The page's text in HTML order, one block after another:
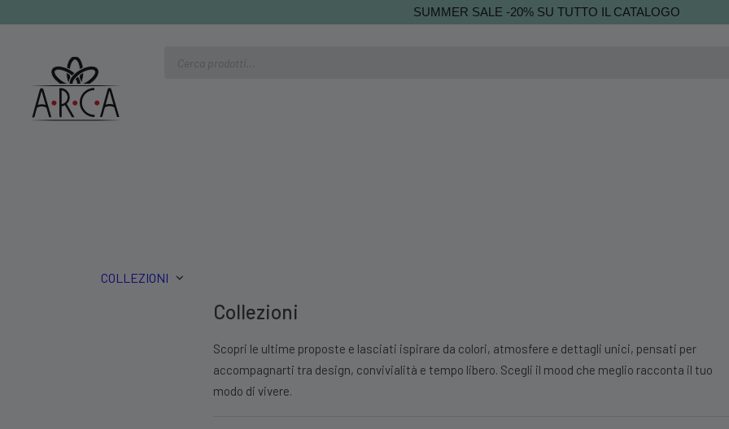
SUMMER SALE -20% SU TUTTO IL CATALOGO
COLLEZIONI
Collezioni
Scopri le ultime proposte e lasciati ispirare da colori, atmosfere e dettagli unici, pensati per
accompagnarti tra design, convivialità e tempo libero. Scegli il mood che meglio racconta il tuo
modo di vivere.